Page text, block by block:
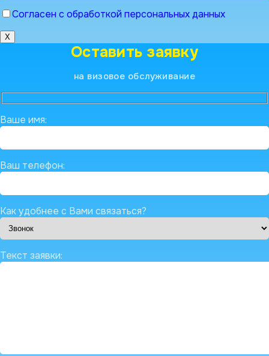
Согласен с обработкой персональных данных
X
Оставить заявку
на визовое обслуживание
Ваше имя:
Ваш телефон:
Как удобнее с Вами связаться?
Текст заявки: